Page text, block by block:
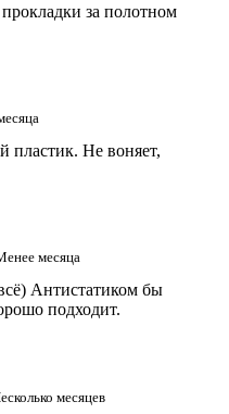
за полотном
пластик. Не воняет,
месяца
Антистатиком бы
подходит.
месяцев